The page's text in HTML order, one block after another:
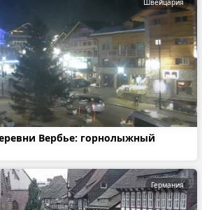
Вербье: горнолыжный
Швейцария
Германия